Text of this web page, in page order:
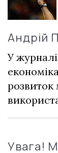
Андрій
У
розвиток
Увага!